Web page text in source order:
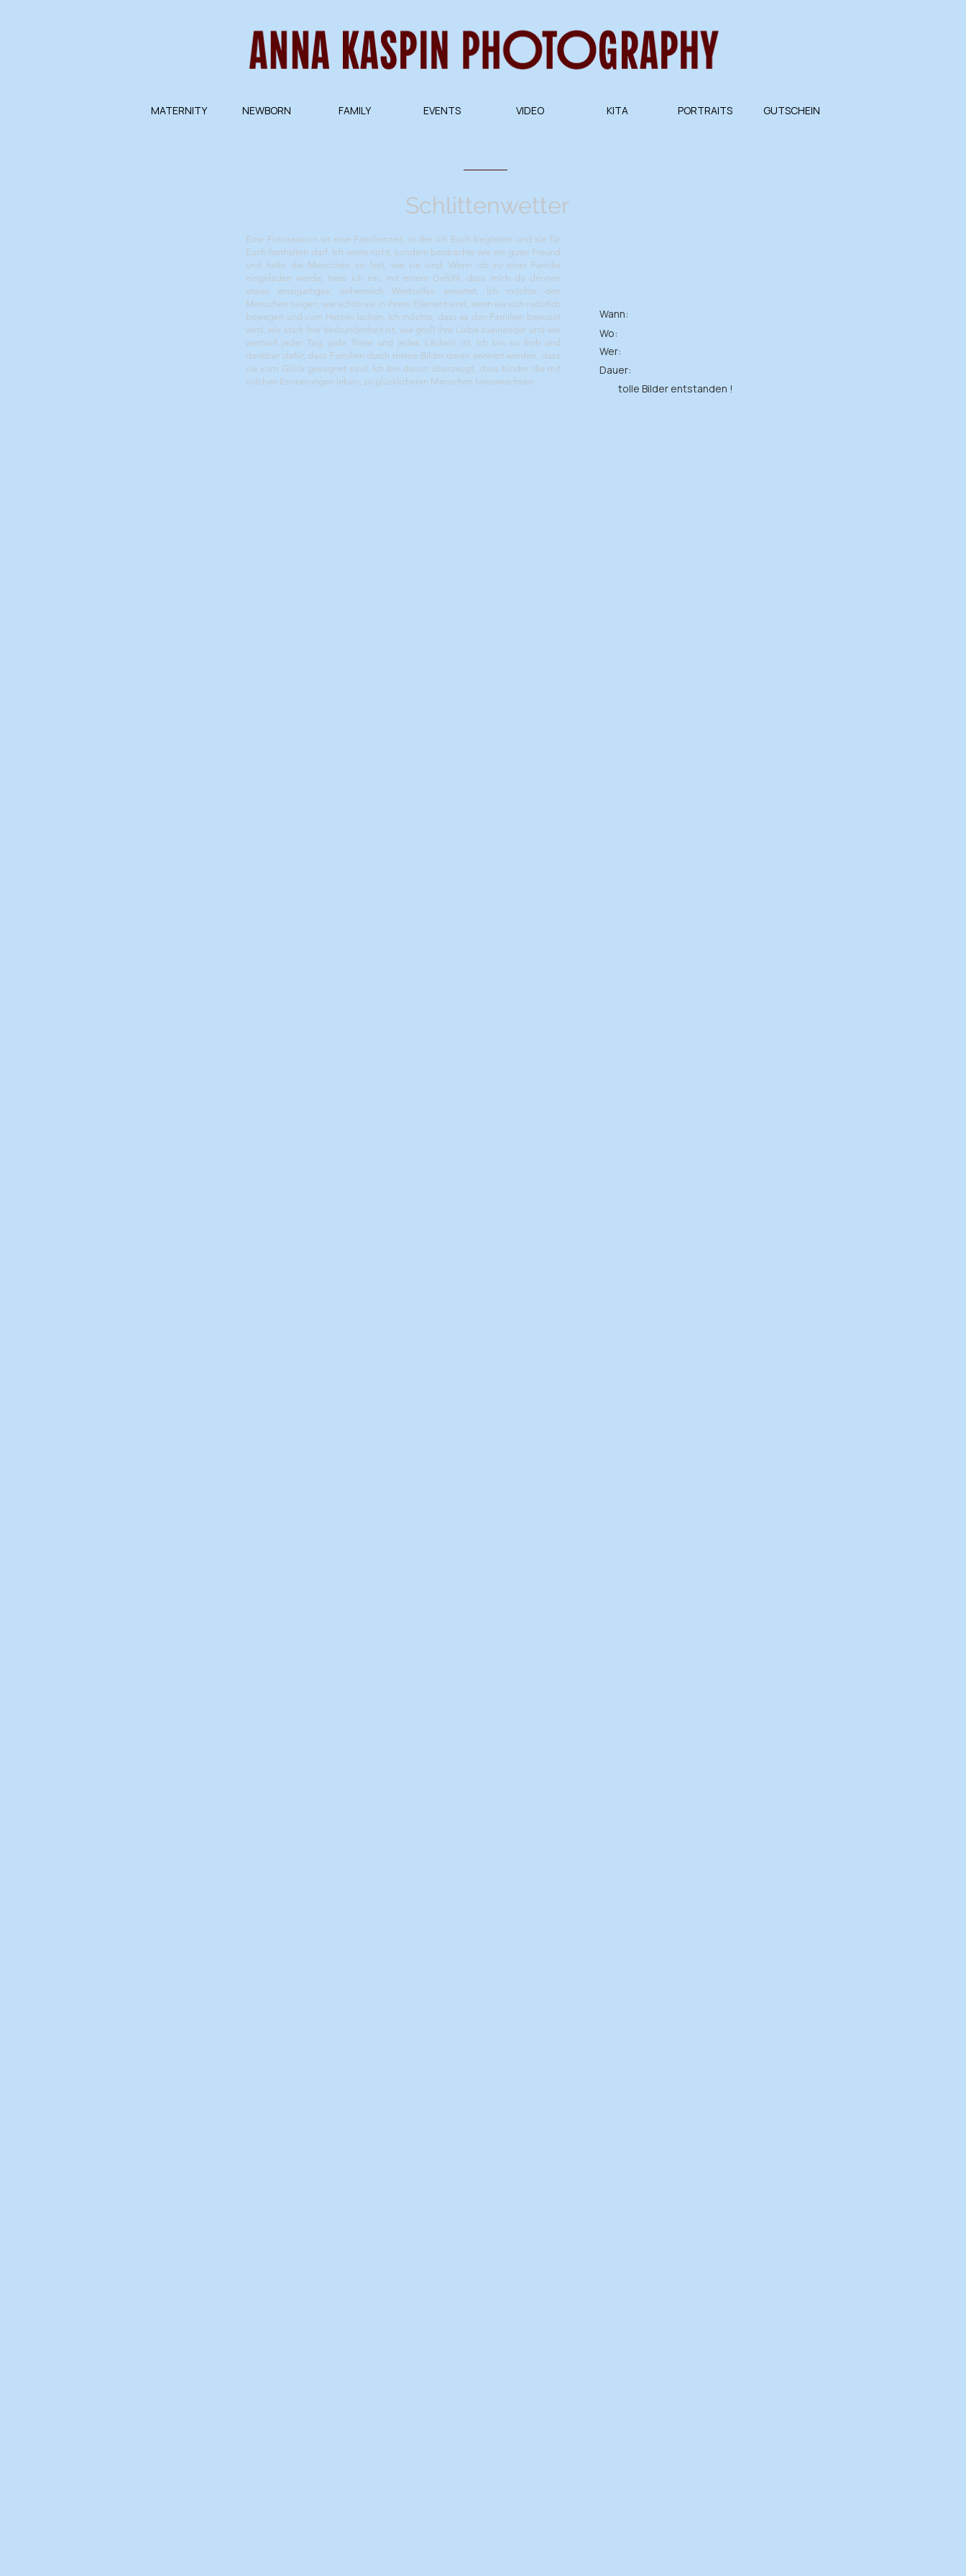
MATERNITY NEWBORN FAMILY EVENTS VIDEO KITA PORTRAITS GUTSCHEIN
Schlittenwetter
Eine Fotosession ist eine Familienzeit, in der ich Euch begleiten und sie für
Euch festhalten darf. Ich werte nicht, sondern beobachte wie ein guter Freund
und halte die Menschen so fest, wie sie sind. Wenn ich zu einer Familie
eingeladen werde, trete ich ein, mit einem Gefühl, dass mich da drinnen
etwas einzigartiges, unheimlich Wertvolles erwartet. Ich möchte den
Menschen zeigen, wie schön sie in ihrem Element sind, wenn sie sich natürlich
bewegen und vom Herzen lachen. Ich möchte, dass es den Familien bewusst
wird, wie stark ihre Verbundenheit ist, wie groß ihre Liebe zueinander und wie
wertvoll jeder Tag, jede Träne und jedes Lächeln ist. Ich bin so froh und
dankbar dafür, dass Familien durch meine Bilder daran erinnert werden, dass
sie vom Glück gesegnet sind. Ich bin davon überzeugt, dass Kinder die mit
solchen Erinnerungen leben, zu glücklicheren Menschen heranwachsen.
Wann:
Wo:
Wer:
Dauer:
tolle Bilder entstanden !